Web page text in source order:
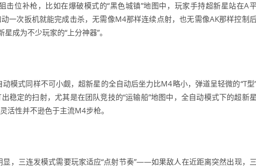
击位补枪，比如在爆破模式的“黑色城镇”地图中，玩家手持超新星站在A
一次扳机就能完成击杀，无需像M4那样连续点射，也无需像AK那样控制
成为不少玩家的“上分神器”。
模式同样不可小觑，超新星的全自动后坐力比M4略小，弹道呈轻微的“T型
稳定的扫射，尤其是在团队竞技的“运输船”地图中，全自动模式下的超新星
活性并不逊色于主流M4步枪。
，三连发模式需要玩家适应“点射节奏”——如果敌人在近距离突然出现，三